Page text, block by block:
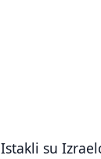
Istakli su